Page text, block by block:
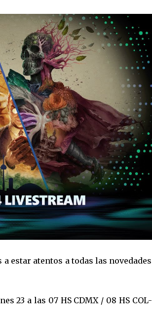
estar atentos a todas las novedades
23 a las 07 HS CDMX / 08 HS COL-